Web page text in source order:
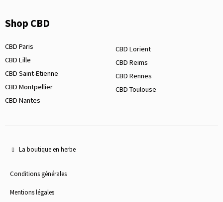
Shop CBD
CBD Paris
CBD Lille
CBD Saint-Etienne
CBD Montpellier
CBD Nantes
CBD Lorient
CBD Reims
CBD Rennes
CBD Toulouse
La boutique en herbe
Conditions générales
Mentions légales